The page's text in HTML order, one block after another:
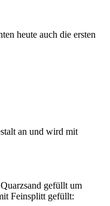
heute auch die ersten
an und wird mit
gefüllt um
Feinsplitt gefüllt: